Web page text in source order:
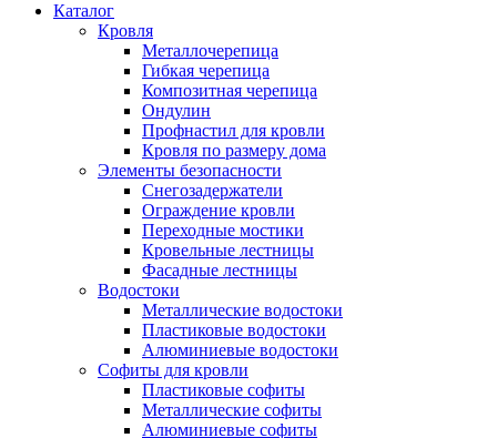
Каталог
Кровля
Металлочерепица
Гибкая черепица
Композитная черепица
Ондулин
Профнастил для кровли
Кровля по размеру дома
Элементы безопасности
Снегозадержатели
Ограждение кровли
Переходные мостики
Кровельные лестницы
Фасадные лестницы
Водостоки
Металлические водостоки
Пластиковые водостоки
Алюминиевые водостоки
Софиты для кровли
Пластиковые софиты
Металлические софиты
Алюминиевые софиты